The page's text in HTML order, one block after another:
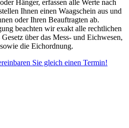
Hänger, erfassen alle Werte nach
Ihnen einen Waagschein aus und
oder Ihren Beauftragten ab.
beachten wir exakt alle rechtlichen
über das Mess- und Eichwesen,
die Eichordnung.
Sie gleich einen Termin!